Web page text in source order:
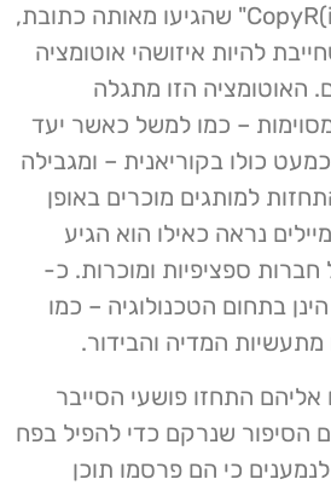
"CopyR(ight)hadamantys" שהגיעו מאותה כתובת,
להיות איזושהי אוטומציה
האוטומציה הזו מתגלה
– כמו למשל כאשר יעד
כולו בקוריאנית – ומגבילה
למותגים מוכרים באופן
נראה כאילו הוא הגיע
ספציפיות ומוכרות. כ-
הינן בתחום הטכנולוגיה – כמו
המדיה והבידור.
התחזו פושעי הסייבר
הסיפור שנרקם כדי להפיל בפח
כי הם פרסמו תוכן